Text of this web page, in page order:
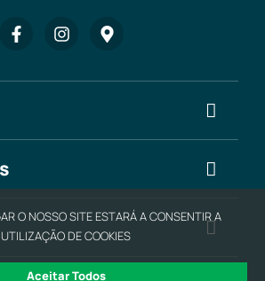
O NOSSO SITE ESTARÁ A CONSENTIR A
UTILIZAÇÃO DE COOKIES
Aceitar Todos